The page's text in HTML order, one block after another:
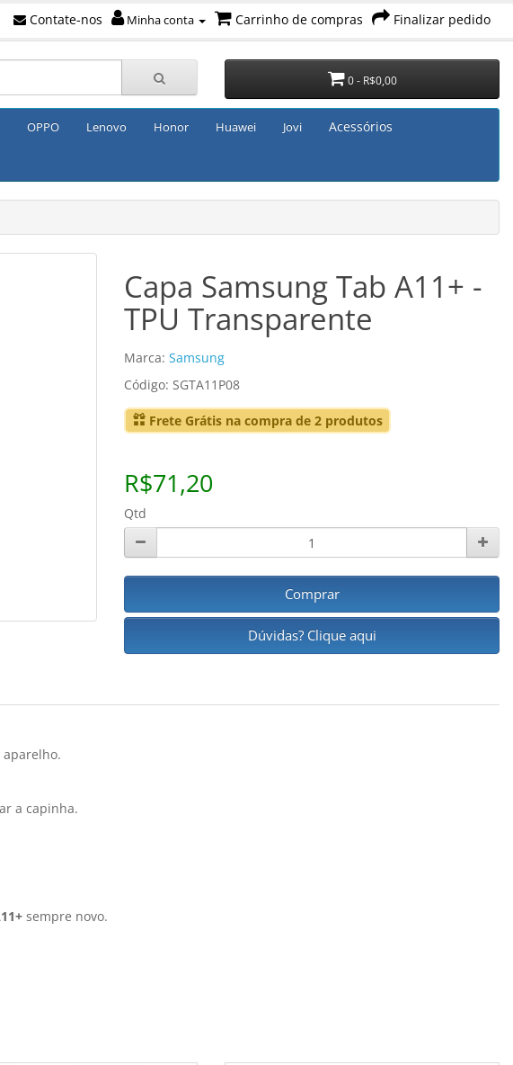
Contate-nos Minha conta Carrinho de compras Finalizar pedido
0 - R$0,00
OPPO Lenovo Honor Huawei Jovi Acessórios
Capa Samsung Tab A11+ -
TPU Transparente
Marca: Samsung
Código: SGTA11P08
Frete Grátis na compra de 2 produtos
R$71,20
Qtd
Comprar
Dúvidas? Clique aqui
a capinha.
sempre novo.